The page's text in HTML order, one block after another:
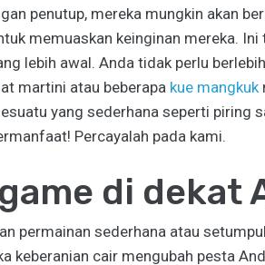
penutup, mereka mungkin akan
memuaskan keinginan mereka. Ini
lebih awal. Anda tidak perlu
martini atau beberapa kue mangkuk
yang sederhana seperti piring
Percayalah pada kami.
di dekat
permainan sederhana atau
keberanian cair mengubah pesta